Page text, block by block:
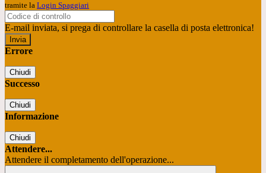
tramite la Login Spaggiari
E-mail inviata, si prega di controllare la casella di posta elettronica!
Errore
Chiudi
Successo
Chiudi
Informazione
Chiudi
Attendere...
Attendere il completamento dell'operazione...